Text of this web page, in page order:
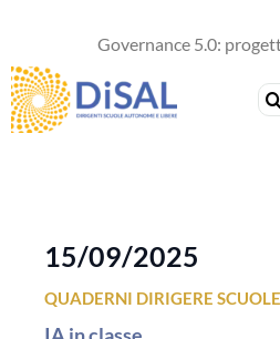
contenuto
Governance 5.0:
Formazione
15/09/2025
QUADERNI DIRIGERE SCUOLE